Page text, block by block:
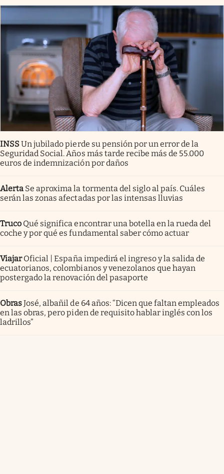
INSSUn jubilado pierde su pensión por un error de la
Seguridad Social. Años más tarde recibe más de 55.000
euros de indemnización por daños
Alerta Se aproxima la tormenta del siglo al país. Cuáles
serán las zonas afectadas por las intensas lluvias
Truco Qué significa encontrar una botella en la rueda del
coche y por qué es fundamental saber cómo actuar
Viajar Oficial | España impedirá el ingreso y la salida de
ecuatorianos, colombianos y venezolanos que hayan
postergado la renovación del pasaporte
ObrasJosé, albañil de 64 años: “Dicen que faltan empleados
en las obras, pero piden de requisito hablar inglés con los
ladrillos”